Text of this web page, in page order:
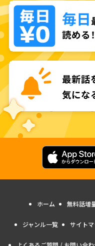
ホーム 無料話増
ジャンル一覧 サイト